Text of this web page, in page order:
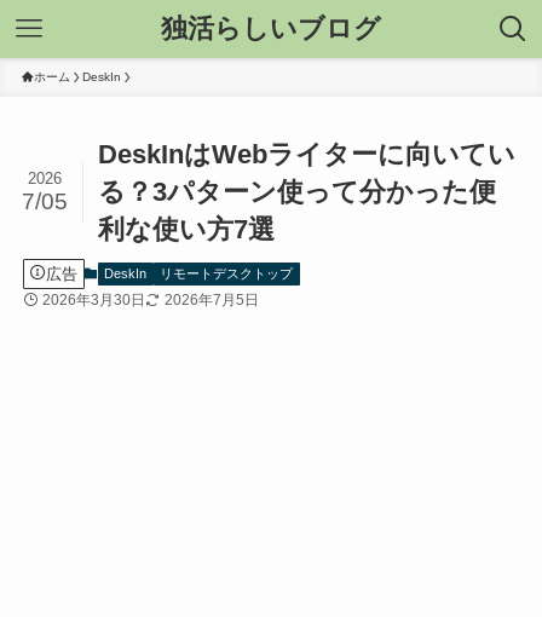
独活らしいブログ
ホーム DeskIn
DeskInはWebライターに向いてい
る？3パターン使って分かった便
利な使い方7選
2026
7/05
広告 DeskIn リモートデスクトップ
2026年3月30日 2026年7月5日